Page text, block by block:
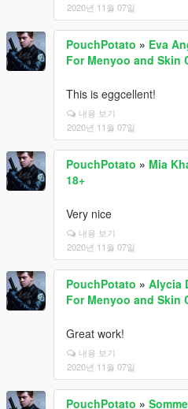
2020년 11월 07일
PouchPotato » Eva
For Menyoo and Skin
This is eggcellent!
내용 보기
2020년 11월 07일
PouchPotato » Mia
18+
Very nice
내용 보기
2020년 11월 07일
PouchPotato » Alycia
For Menyoo and Skin
Great work!
내용 보기
2020년 11월 07일
PouchPotato »